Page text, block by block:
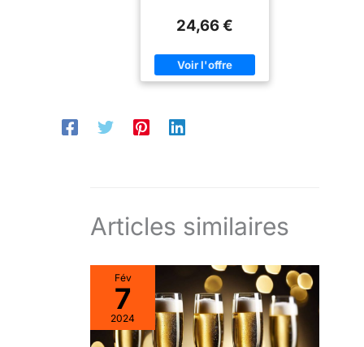
24,66 €
Articles similaires
Fév
7
2024